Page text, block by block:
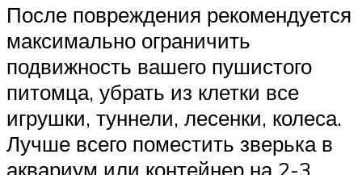
После повреждения рекомендуется
максимально ограничить
подвижность вашего пушистого
питомца, убрать из клетки все
игрушки, туннели, лесенки, колеса.
Лучше всего поместить зверька в
аквариум или контейнер на 2-3